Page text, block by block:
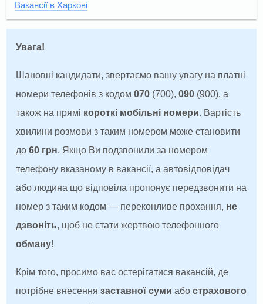
Вакансії в Харкові
Увага!
Шановні кандидати, звертаємо вашу увагу на платні
номери телефонів з кодом070 (700),090 (900), а
також на прямі короткі мобільні номери. Вартість
хвилини розмови з таким номером може становити
до60 грн. Якщо Ви подзвонили за номером
телефону вказаному в вакансії, а автовідповідач
або людина що відповіла пропонує передзвонити на
номер з таким кодом — переконливе прохання, не
дзвоніть, щоб не стати жертвою телефонного
обману!
Крім того, просимо вас остерігатися вакансій, де
потрібне внесеннязаставної суми абострахового